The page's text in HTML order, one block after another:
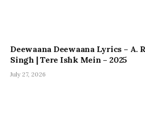
Deewaana Deewaana Lyrics – A.
Singh | Tere Ishk Mein – 2025
July 27, 2026